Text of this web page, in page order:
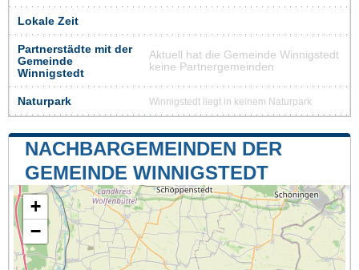
Lokale Zeit
Partnerstädte mit der
Gemeinde
Winnigstedt
Aktuell hat die Gemeinde Winnigstedt
keine Partnergemeinden
Naturpark Winnigstedt liegt in keinem Naturpark
NACHBARGEMEINDEN DER
GEMEINDE WINNIGSTEDT
+
−